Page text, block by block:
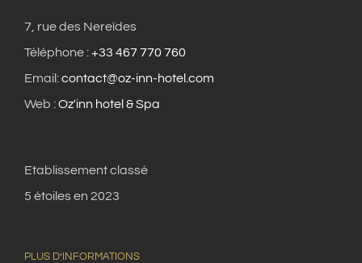
7, rue des Nereïdes
Téléphone :+33 467 770 760
Email:contact@oz-inn-hotel.com
Web :Oz'inn hotel & Spa
Etablissement classé
5 étoiles en 2023
PLUS D’INFORMATIONS